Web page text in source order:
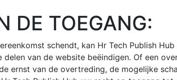
DE TOEGANG:
schendt, kan Hr Tech Publish
van de website beëindigen. Of een
ernst van de overtreding, de mogelijke